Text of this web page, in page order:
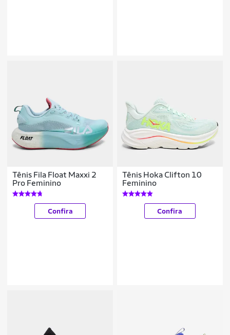
Tênis Fila Float Maxxi 2
Pro Feminino
Confira
Tênis Hoka Clifton 10
Feminino
Confira